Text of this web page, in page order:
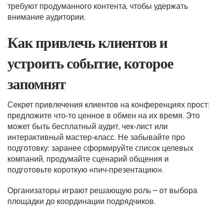
требуют продуманного контента, чтобы удержать
внимание аудитории.
Как привлечь клиентов и
устроить событие, которое
запомнят
Секрет привлечения клиентов на конференциях прост:
предложите что‑то ценное в обмен на их время. Это
может быть бесплатный аудит, чек‑лист или
интерактивный мастер‑класс. Не забывайте про
подготовку: заранее сформируйте список целевых
компаний, продумайте сценарий общения и
подготовьте короткую «пич‑презентацию».
Организаторы играют решающую роль – от выбора
площадки до координации подрядчиков.